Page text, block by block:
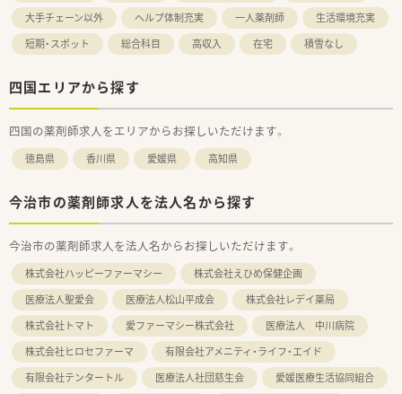
大手チェーン以外
ヘルプ体制充実 一人薬剤師
生活環境充実
短期・スポット
総合科目 高収入 在宅 積雪なし
四国エリアから探す
四国の薬剤師求人をエリアからお探しいただけます。
徳島県 香川県 愛媛県 高知県
今治市の薬剤師求人を法人名から探す
今治市の薬剤師求人を法人名からお探しいただけます。
株式会社ハッピーファーマシー
株式会社えひめ保健企画
医療法人聖愛会
医療法人松山平成会
株式会社レデイ薬局
株式会社トマト
愛ファーマシー株式会社
医療法人 中川病院
株式会社ヒロセファーマ
有限会社アメニティ・ライフ・エイド
有限会社テンタートル
医療法人社団慈生会
愛媛医療生活協同組合